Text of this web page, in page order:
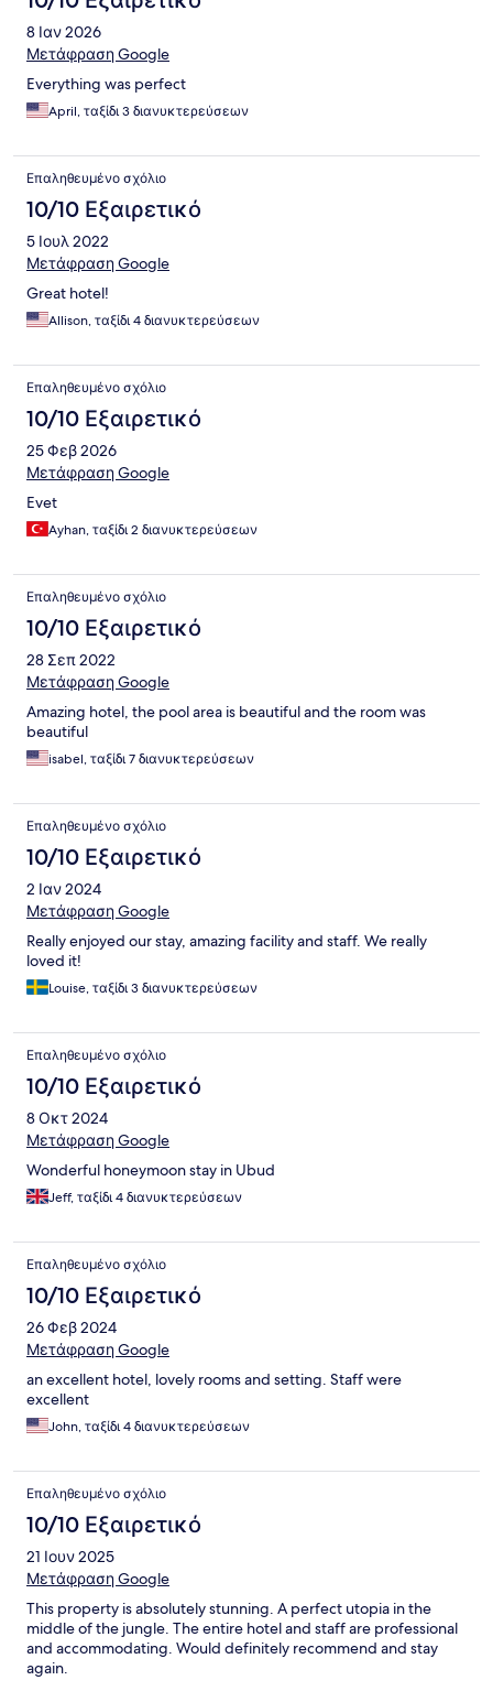
8 Ιαν 2026
Μετάφραση Google
Everything was perfect
April, ταξίδι 3 διανυκτερεύσεων
Επαληθευμένο σχόλιο
10/10 Εξαιρετικό
5 Ιουλ 2022
Μετάφραση Google
Great hotel!
Allison, ταξίδι 4 διανυκτερεύσεων
Επαληθευμένο σχόλιο
10/10 Εξαιρετικό
25 Φεβ 2026
Μετάφραση Google
Evet
Ayhan, ταξίδι 2 διανυκτερεύσεων
Επαληθευμένο σχόλιο
10/10 Εξαιρετικό
28 Σεπ 2022
Μετάφραση Google
Amazing hotel, the pool area is beautiful and the room was
beautiful
isabel, ταξίδι 7 διανυκτερεύσεων
Επαληθευμένο σχόλιο
10/10 Εξαιρετικό
2 Ιαν 2024
Μετάφραση Google
Really enjoyed our stay, amazing facility and staff. We really
loved it!
Louise, ταξίδι 3 διανυκτερεύσεων
Επαληθευμένο σχόλιο
10/10 Εξαιρετικό
8 Οκτ 2024
Μετάφραση Google
Wonderful honeymoon stay in Ubud
Jeff, ταξίδι 4 διανυκτερεύσεων
Επαληθευμένο σχόλιο
10/10 Εξαιρετικό
26 Φεβ 2024
Μετάφραση Google
an excellent hotel, lovely rooms and setting. Staff were
excellent
John, ταξίδι 4 διανυκτερεύσεων
Επαληθευμένο σχόλιο
10/10 Εξαιρετικό
21 Ιουν 2025
Μετάφραση Google
This property is absolutely stunning. A perfect utopia in the
middle of the jungle. The entire hotel and staff are professional
and accommodating. Would definitely recommend and stay
again.